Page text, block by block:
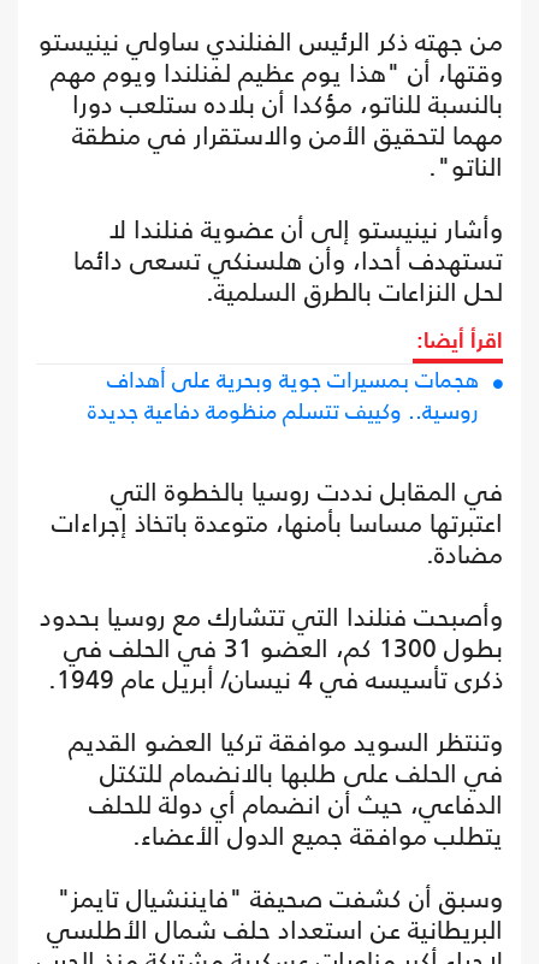
من جهته ذكر الرئيس الفنلندي ساولي نينيستو
وقتها، أن "هذا يوم عظيم لفنلندا ويوم مهم
بالنسبة للناتو، مؤكدا أن بلاده ستلعب دورا
مهما لتحقيق الأمن والاستقرار في منطقة
الناتو".
وأشار نينيستو إلى أن عضوية فنلندا لا
تستهدف أحدا، وأن هلسنكي تسعى دائما
لحل النزاعات بالطرق السلمية.
اقرأ أيضا:
هجمات بمسيرات جوية وبحرية على أهداف
روسية.. وكييف تتسلم منظومة دفاعية جديدة
في المقابل نددت روسيا بالخطوة التي
اعتبرتها مساسا بأمنها، متوعدة باتخاذ إجراءات
مضادة.
وأصبحت فنلندا التي تتشارك مع روسيا بحدود
بطول 1300 كم، العضو 31 في الحلف في
ذكرى تأسيسه في 4 نيسان/ أبريل عام 1949.
وتنتظر السويد موافقة تركيا العضو القديم
في الحلف على طلبها بالانضمام للتكتل
الدفاعي، حيث أن انضمام أي دولة للحلف
يتطلب موافقة جميع الدول الأعضاء.
وسبق أن كشفت صحيفة "فايننشيال تايمز"
البريطانية عن استعداد حلف شمال الأطلسي